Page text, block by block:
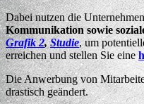
Dabei nutzen die
Kommunikation sowie
Grafik 2,Studie, um
erreichen und stellen Sie eine
Die Anwerbung von
drastisch geändert.